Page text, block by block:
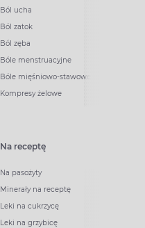
Ból ucha
Ból zatok
Ból zęba
Bóle menstruacyjne
Bóle mięśniowo-stawowe
Kompresy żelowe
Na receptę
Na pasożyty
Minerały na receptę
Leki na cukrzycę
Leki na grzybicę